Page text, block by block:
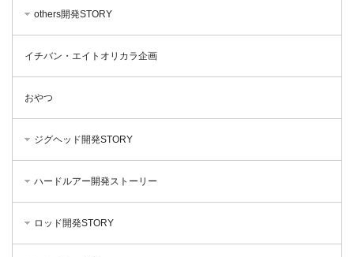
others開発STORY
イチバン・エイトオリカラ企画
おやつ
ジグヘッド開発STORY
ハードルアー開発ストーリー
ロッド開発STORY